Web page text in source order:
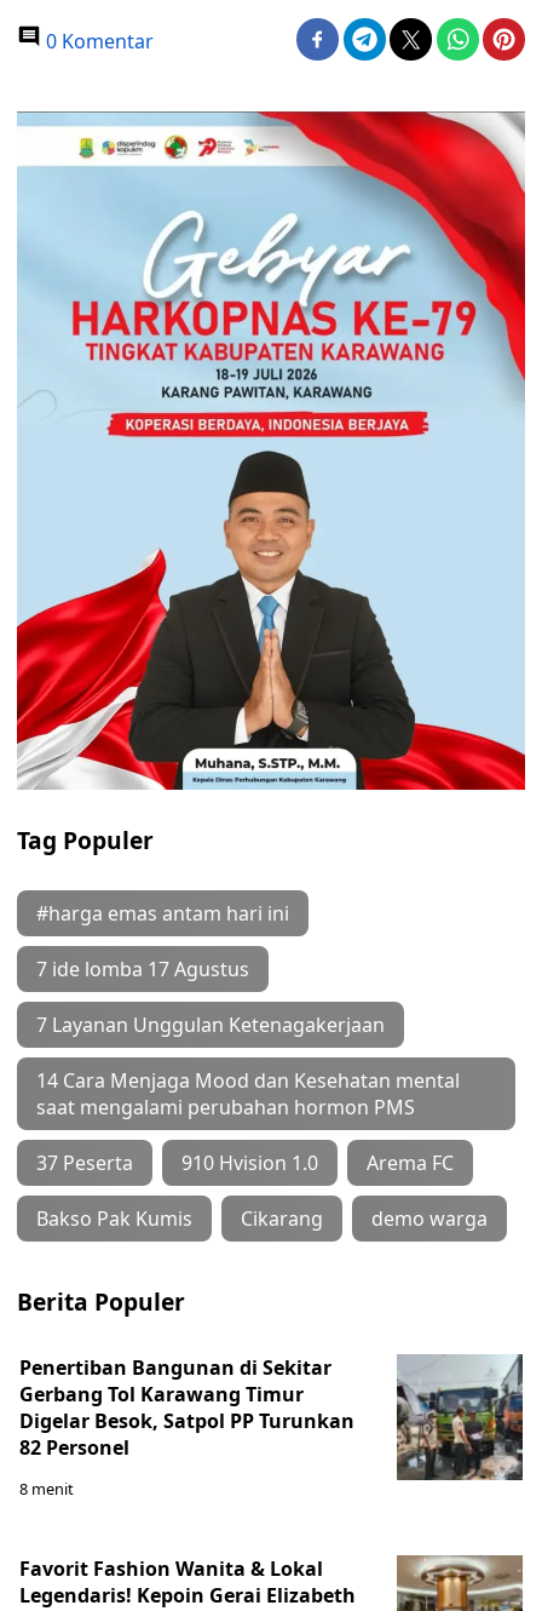
0 Komentar
Tag Populer
#harga emas antam hari ini
7 ide lomba 17 Agustus
7 Layanan Unggulan Ketenagakerjaan
14 Cara Menjaga Mood dan Kesehatan mental
saat mengalami perubahan hormon PMS
37 Peserta 910 Hvision 1.0 Arema FC
Bakso Pak Kumis Cikarang demo warga
Berita Populer
Penertiban Bangunan di Sekitar
Gerbang Tol Karawang Timur
Digelar Besok, Satpol PP Turunkan
82 Personel
8 menit
Favorit Fashion Wanita & Lokal
Legendaris! Kepoin Gerai Elizabeth